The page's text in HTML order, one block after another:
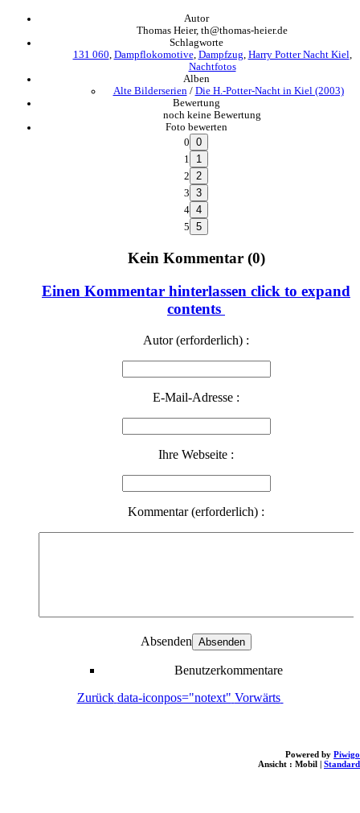
Autor
Thomas Heier, th@thomas-heier.de
Schlagworte
131 060 Dampflokomotive, Dampfzug Harry Potter Nacht Kiel
Nachtfotos
Alben
Alte Bilderserien / Die H.-Potter-Nacht in Kiel (2003)
Bewertung
noch keine Bewertung
Foto bewerten
0
1
2
3
4
5
Kein Kommentar (0)
Einen Kommentar hinterlassen click to expand
contents
Autor (erforderlich) :
E-Mail-Adresse :
Ihre Webseite :
Kommentar (erforderlich) :
Absenden
Benutzerkommentare
Zurück data-iconpos="notext" Vorwärts
Powered by Piwigo
Ansicht : Mobil | Standard